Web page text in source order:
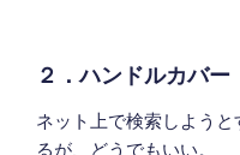
２．ハンドルカバー
ネット上で検索しよう
るが、どうでもいい。